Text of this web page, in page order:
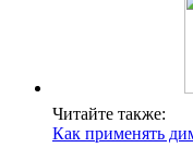
Читайте также:
Как применять